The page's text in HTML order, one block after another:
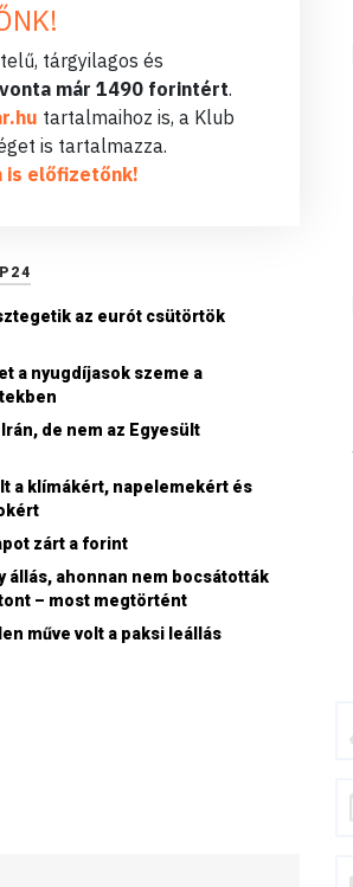
tárgyilagos és
már 1490 forintért.
tartalmaihoz is, a Klub
is tartalmazza.
is előfizetőnk!
az eurót csütörtök
a nyugdíjasok szeme a
de nem az Egyesült
a klímákért, napelemekért és
zárt a forint
állás, ahonnan nem bocsátották
– most megtörtént
műve volt a paksi leállás